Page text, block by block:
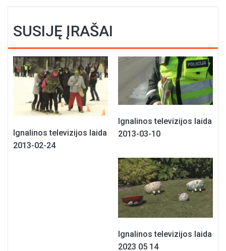
SUSIJĘ ĮRAŠAI
Ignalinos televizijos laida
2013-02-24
Ignalinos televizijos laida
2013-03-10
Ignalinos televizijos laida
2023 05 14